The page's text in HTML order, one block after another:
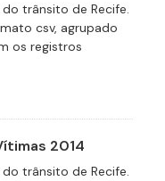
trânsito de Recife.
csv, agrupado
os registros
2014
trânsito de Recife.